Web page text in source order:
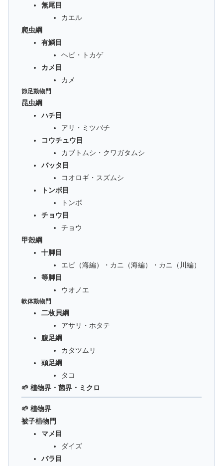
無尾目
カエル
爬虫綱
有鱗目
ヘビ・トカゲ
カメ目
カメ
節足動物門
昆虫綱
ハチ目
アリ・ミツバチ
コウチュウ目
カブトムシ・クワガタムシ
バッタ目
コオロギ・スズムシ
トンボ目
トンボ
チョウ目
チョウ
甲殻綱
十脚目
エビ（海編）・カニ（海編）・カニ（川編）
等脚目
ウオノエ
軟体動物門
二枚貝綱
アサリ・ホタテ
腹足綱
カタツムリ
頭足綱
タコ
🌱 植物界・菌界・ミクロ
🌱 植物界
被子植物門
マメ目
ダイズ
バラ目